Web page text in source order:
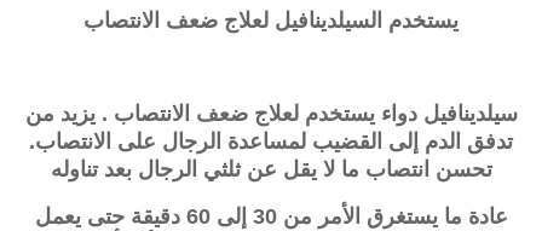
يستخدم السيلدينافيل لعلاج ضعف الانتصاب
سيلدينافيل دواء يستخدم لعلاج ضعف الانتصاب . يزيد من
تدفق الدم إلى القضيب لمساعدة الرجال على الانتصاب.
تحسن انتصاب ما لا يقل عن ثلثي الرجال بعد تناوله
عادة ما يستغرق الأمر من 30 إلى 60 دقيقة حتى يعمل